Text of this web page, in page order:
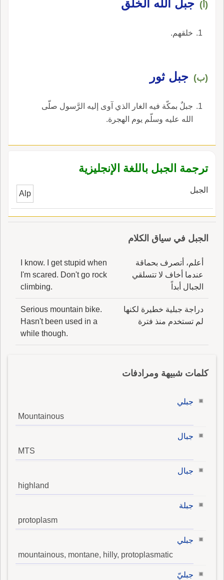
(أ) جبل الله الخلق
خلقهم.
(ب) جبل ثور
جبلٌ بمكّة فيه الغار الذي آوى إليه الرَّسول صلّى
الله عليه وسلّم يوم الهجرة.
ترجمة الجبل باللغة الإنجليزية
الجبل Alp
الجبل في سياق الكلام
أعلم، أتصرف بحماقة
عندما أخاف لا تتسلقي
الجبال أبداً
I know. I get stupid when
I'm scared. Don't go rock
climbing.
دراجة جبلية خطيرة لكنها
لم تستخدم منذ فترة
Serious mountain bike.
Hasn't been used in a
while though.
كلمات شبيهة ومرادفات
جبلي
Mountainous
جبال
MTS
جبال
highland
جبلة
protoplasm
جبلي
mountainous, montane, hilly, protoplasmatic
جبليّ